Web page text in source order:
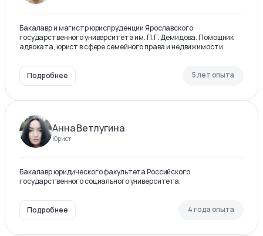
Бакалавр и магистр юриспруденции Ярославского
государственного университета им. П.Г. Демидова. Помощник
адвоката, юрист в сфере семейного права и недвижимости
Подробнее 5 лет опыта
Анна Ветлугина
Юрист
Бакалавр юридического факультета Российского
государственного социального университета.
Подробнее 4 года опыта